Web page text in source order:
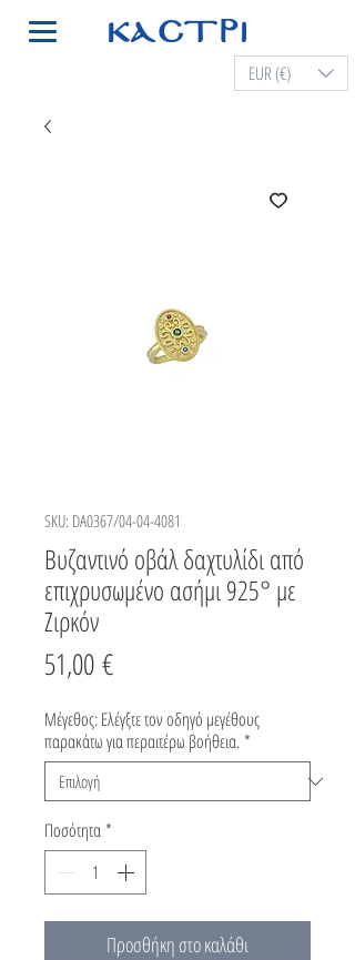
EUR (€)
SKU: DA0367/04-04-4081
Βυζαντινό οβάλ δαχτυλίδι από
επιχρυσωμένο ασήμι 925° με
Ζιρκόν
51,00 €Τιμή
Μέγεθος: Ελέγξτε τον οδηγό μεγέθους
παρακάτω για περαιτέρω βοήθεια. *
Ποσότητα *
Προσθήκη στο καλάθι